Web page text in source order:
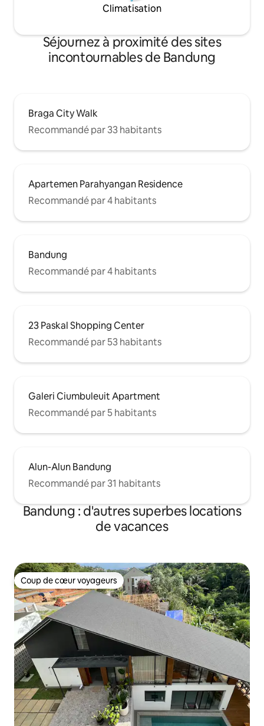
Climatisation
Séjournez à proximité des sites
incontournables de Bandung
Braga City Walk
Recommandé par 33 habitants
Apartemen Parahyangan Residence
Recommandé par 4 habitants
Bandung
Recommandé par 4 habitants
23 Paskal Shopping Center
Recommandé par 53 habitants
Galeri Ciumbuleuit Apartment
Recommandé par 5 habitants
Alun-Alun Bandung
Recommandé par 31 habitants
Bandung : d'autres superbes locations
de vacances
Coup de cœur voyageurs
Coup de cœur voyageurs